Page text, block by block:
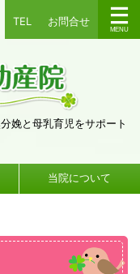
TEL お問合せ
娩と母乳育児をサポート
当院について